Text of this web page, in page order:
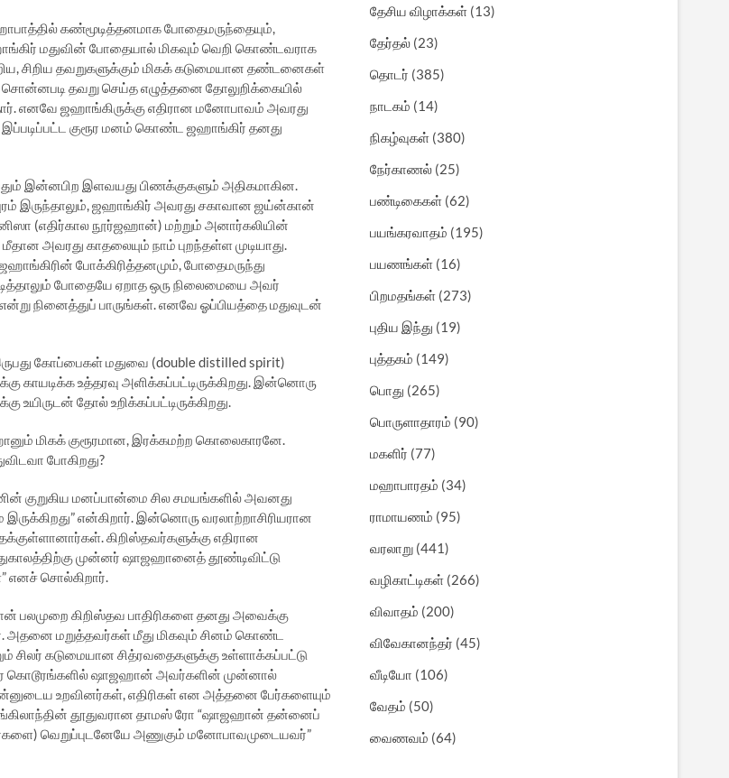
கண்மூடித்தனமாக போதைமருந்தையும்,
மதுவின் போதையால் மிகவும் வெறி கொண்டவராக
சிறிய தவறுகளுக்கும் மிகக் கடுமையான தண்டனைகள்
தவறு செய்த எழுத்தனை தோலுறிக்கையில்
எனவே ஜஹாங்கிருக்கு எதிரான மனோபாவம் அவரது
இப்படிப்பட்ட குரூர மனம் கொண்ட ஜஹாங்கிர் தனது
இன்னபிற இளவயது பிணக்குகளும் அதிகமாகின.
இருந்தாலும், ஜஹாங்கிர் அவரது சகாவான ஜய்ன்கான்
(எதிர்கால நூர்ஜஹான்) மற்றும் அனார்கலியின்
அவரது காதலையும் நாம் புறந்தள்ள முடியாது.
போக்கிரித்தனமும், போதைமருந்து
போதையே ஏறாத ஒரு நிலைமையை அவர்
நினைத்துப் பாருங்கள். எனவே ஓப்பியத்தை மதுவுடன்
கோப்பைகள் மதுவை (double distilled spirit)
உத்தரவு அளிக்கப்பட்டிருக்கிறது. இன்னொரு
தோல் உறிக்கப்பட்டிருக்கிறது.
மிகக் குரூரமான, இரக்கமற்ற கொலைகாரனே.
போகிறது?
குறுகிய மனப்பான்மை சில சமயங்களில் அவனது
என்கிறார். இன்னொரு வரலாற்றாசிரியரான
கிறிஸ்தவர்களுக்கு எதிரான
முன்னர் ஷாஜஹானைத் தூண்டிவிட்டு
எனச் சொல்கிறார்.
பலமுறை கிறிஸ்தவ பாதிரிகளை தனது அவைக்கு
அதனை மறுத்தவர்கள் மீது மிகவும் சினம் கொண்ட
கடுமையான சித்ரவதைகளுக்கு உள்ளாக்கப்பட்டு
கொடூரங்களில் ஷாஜஹான் அவர்களின் முன்னால்
உறவினர்கள், எதிரிகள் என அத்தனை பேர்களையும்
தூதுவரான தாமஸ் ரோ “ஷாஜஹான் தன்னைப்
வெறுப்புடனேயே அணுகும் மனோபாவமுடையவர்”
தேசிய விழாக்கள் (13)
தேர்தல் (23)
தொடர் (385)
நாடகம் (14)
நிகழ்வுகள் (380)
நேர்காணல் (25)
பண்டிகைகள் (62)
பயங்கரவாதம் (195)
பயணங்கள் (16)
பிறமதங்கள் (273)
புதிய இந்து (19)
புத்தகம் (149)
பொது (265)
பொருளாதாரம் (90)
மகளிர் (77)
மஹாபாரதம் (34)
ராமாயணம் (95)
வரலாறு (441)
வழிகாட்டிகள் (266)
விவாதம் (200)
விவேகானந்தர் (45)
வீடியோ (106)
வேதம் (50)
வைணவம் (64)